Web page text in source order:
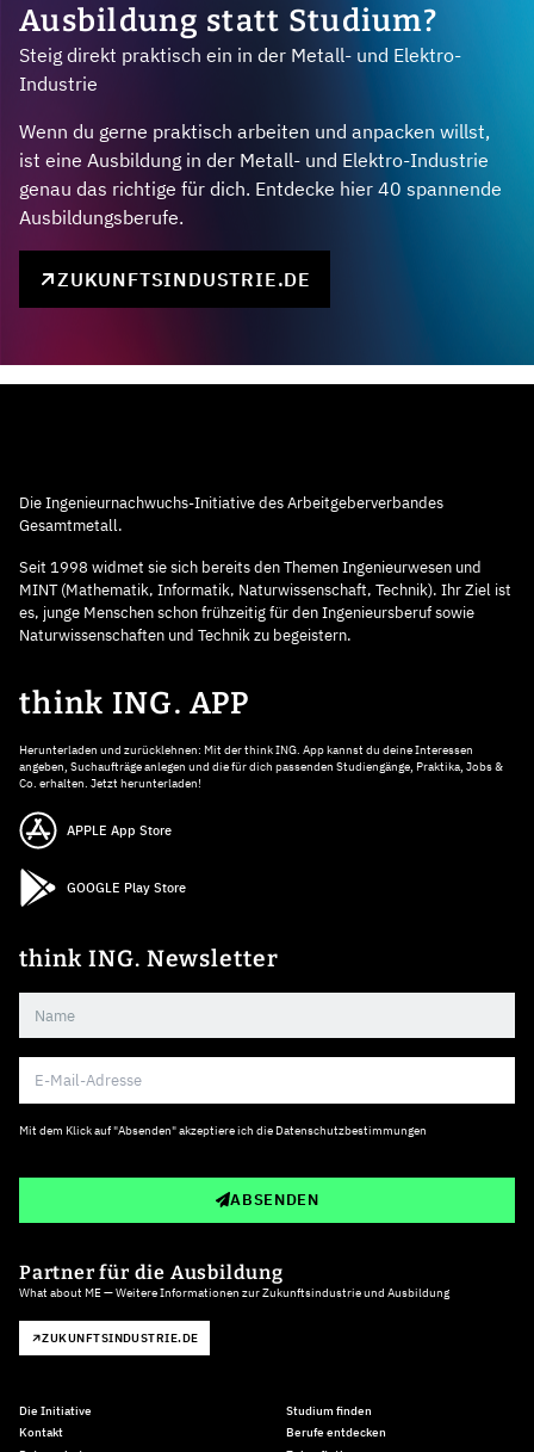
Ausbildung statt Studium?
Steig direkt praktisch ein in der Metall- und Elektro-
Industrie
Wenn du gerne praktisch arbeiten und anpacken willst,
ist eine Ausbildung in der Metall- und Elektro-Industrie
genau das richtige für dich. Entdecke hier 40 spannende
Ausbildungsberufe.
ZUKUNFTSINDUSTRIE.DE
Die Ingenieurnachwuchs-Initiative des Arbeitgeberverbandes
Gesamtmetall.
Seit 1998 widmet sie sich bereits den Themen Ingenieurwesen und
MINT (Mathematik, Informatik, Naturwissenschaft, Technik). Ihr Ziel ist
es, junge Menschen schon frühzeitig für den Ingenieursberuf sowie
Naturwissenschaften und Technik zu begeistern.
think ING. APP
Herunterladen und zurücklehnen: Mit der think ING. App kannst du deine Interessen
angeben, Suchaufträge anlegen und die für dich passenden Studiengänge, Praktika, Jobs &
Co. erhalten. Jetzt herunterladen!
APPLE App Store
GOOGLE Play Store
think ING. Newsletter
Mit dem Klick auf "Absenden" akzeptiere ich die Datenschutzbestimmungen
ABSENDEN
Partner für die Ausbildung
What about ME — Weitere Informationen zur Zukunftsindustrie und Ausbildung
ZUKUNFTSINDUSTRIE.DE
Die Initiative
Kontakt
Studium finden
Berufe entdecken